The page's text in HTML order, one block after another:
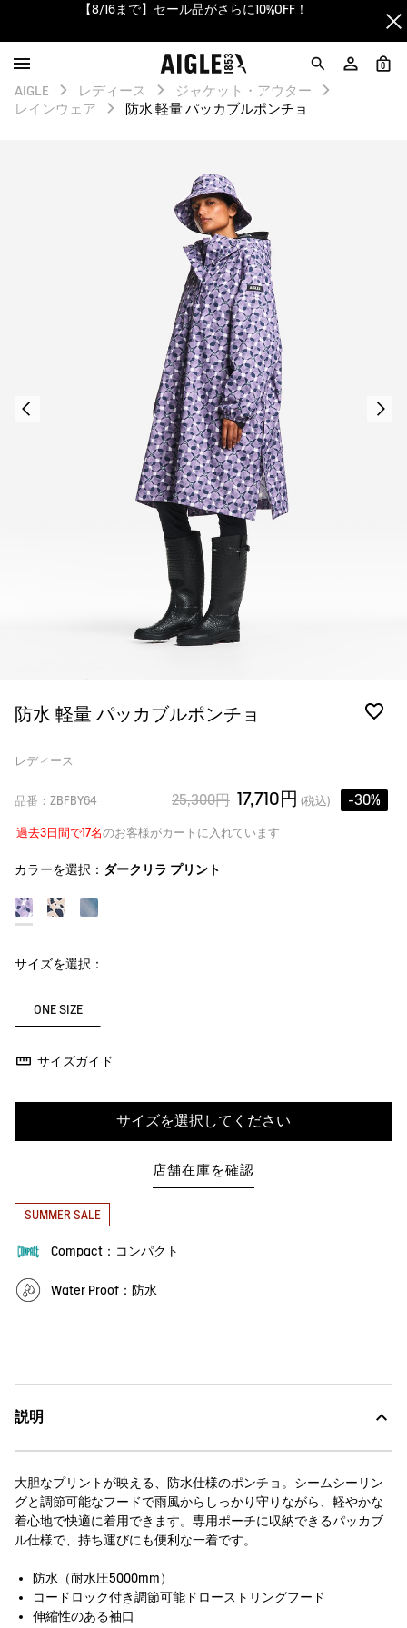
ログイン/会員登録で送料＆返品無料
AIGLE CLUB ポイントサービス終了のお知らせ
【最大50%OFF】FINAL SALEがスタート！
ログイン/会員登録で送料＆返品無料
AIGLE CLUB ポイントサービス終了のお知らせ
0
AIGLE レディース
ジャケット・アウター
レインウェア
防水 軽量 パッカブルポンチョ
防水 軽量 パッカブルポンチョ
レディース
品番：ZBFBY64 25,300円 17,710円 (税込) -30%
過去3日間で17名のお客様がカートに入れています
カラーを選択： ダークリラ プリント
サイズを選択：
ONE SIZE
サイズガイド
サイズを選択してください
店舗在庫を確認
SUMMER SALE
Compact：コンパクト
Water Proof：防水
説明
大胆なプリントが映える、防水仕様のポンチョ。シームシーリン
グと調節可能なフードで雨風からしっかり守りながら、軽やかな
着心地で快適に着用できます。専用ポーチに収納できるパッカブ
ル仕様で、持ち運びにも便利な一着です。
防水（耐水圧5000mm）
コードロック付き調節可能ドローストリングフード
伸縮性のある袖口